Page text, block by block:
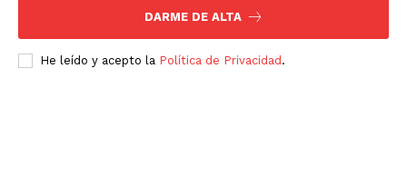
DARME DE ALTA
He leído y acepto la Política de Privacidad .